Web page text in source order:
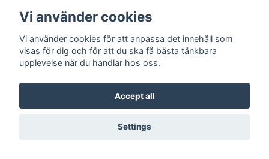
Vi använder cookies
Vi använder cookies för att anpassa det innehåll som
visas för dig och för att du ska få bästa tänkbara
upplevelse när du handlar hos oss.
Accept all
Settings